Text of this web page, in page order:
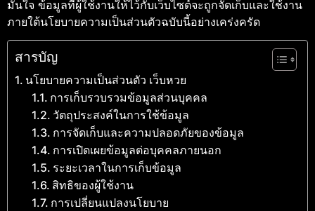
มั่นใจ ข้อมูลที่ผู้ใช้งานให้ไว้กับเว็บไซต์จะถูกจัดเก็บและใช้งาน
ภายใต้นโยบายความเป็นส่วนตัวฉบับนี้อย่างเคร่งครัด
สารบัญ
นโยบายความเป็นส่วนตัว เว็บหวย
การเก็บรวบรวมข้อมูลส่วนบุคคล
วัตถุประสงค์ในการใช้ข้อมูล
การจัดเก็บและความปลอดภัยของข้อมูล
การเปิดเผยข้อมูลต่อบุคคลภายนอก
ระยะเวลาในการเก็บข้อมูล
สิทธิของผู้ใช้งาน
การเปลี่ยนแปลงนโยบาย